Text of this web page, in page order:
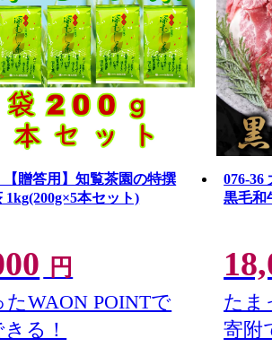
【贈答用】知覧茶園の特撰
1kg(200g×5本セット)
円
たWAON POINTで
る！
076-36
黒毛和
たま
寄附